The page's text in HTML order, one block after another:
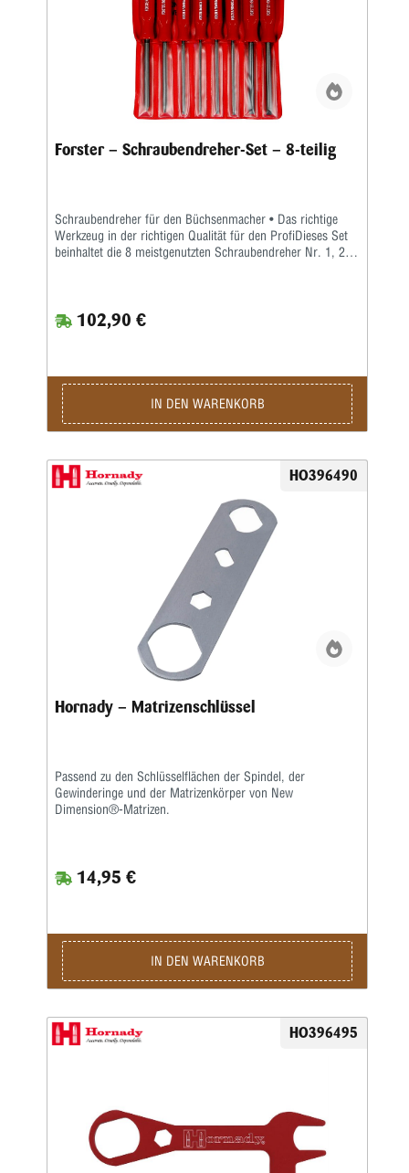
Forster – Schraubendreher-Set – 8-teilig
Schraubendreher für den Büchsenmacher • Das richtige
Werkzeug in der richtigen Qualität für den ProfiDieses Set
beinhaltet die 8 meistgenutzten Schraubendreher Nr. 1, 2,
man nicht nur Zeit und Mühe spart, wenn man den
richtigen Schraubendreher für jede Arbeit einsetzt, sondern
eine Palette spezieller Schraubendreher an, die speziell für
die besonderen Schrauben entwickelt wurden, die der
Büchsenmacher häufig antrifft. Gleichzeitig sind diese
Qualitätsschraubendreher mit Hohlschliff auch vielseitig
Forster-Schraubendreher sind aus gehärtetem Stahl der
höchsten Qualität. Zwölf (12) verschiedene
Spezialschraubendreher sind einzeln erhältlich.Acht der
Meistbenutzten von Ihnen sind daneben auch zu einem
praktischen Set zusammengefasst worden.
102,90 €
IN DEN WARENKORB
HO396490
Hornady – Matrizenschlüssel
Passend zu den Schlüsselflächen der Spindel, der
Gewinderinge und der Matrizenkörper von New
Dimension®-Matrizen.
14,95 €
IN DEN WARENKORB
HO396495